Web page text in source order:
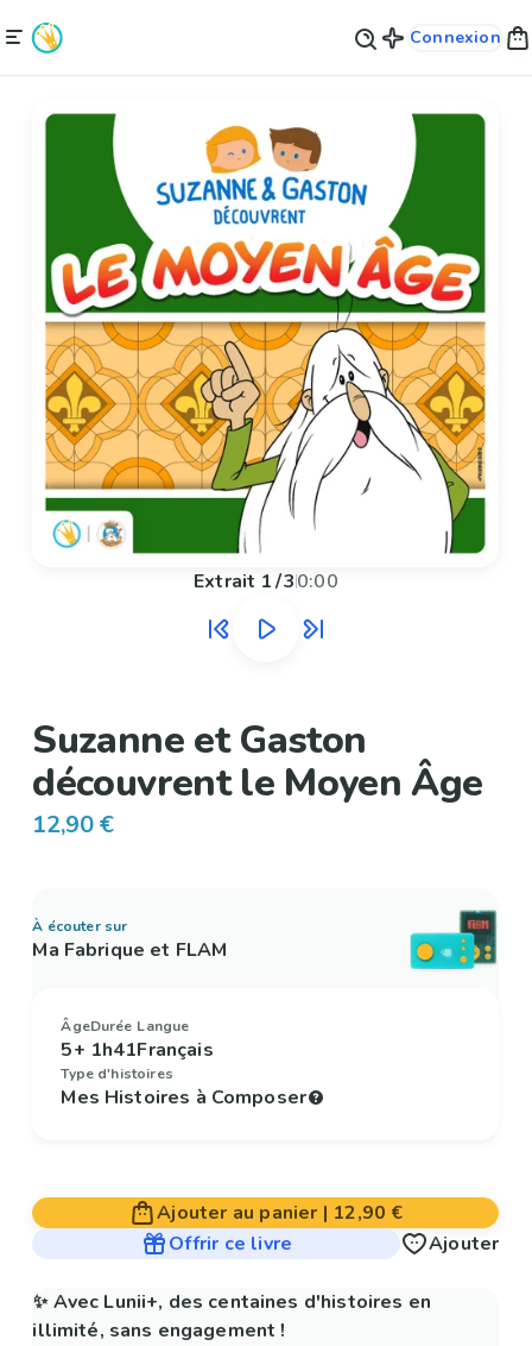
Connexion
Extrait 1/30:00
Suzanne et Gaston
découvrent le Moyen Âge
12,90 €
À écouter sur
Ma Fabrique et FLAM
Âge
5+
Durée
1h41
Langue
Français
Type d'histoires
Mes Histoires à Composer
Ajouter au panier | 12,90 €
Offrir ce livre
Ajouter
✨ Avec Lunii+, des centaines d'histoires en
illimité, sans engagement !